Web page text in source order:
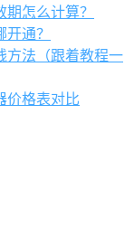
怎么计算？
通？
方法（跟着教程一
价格表对比